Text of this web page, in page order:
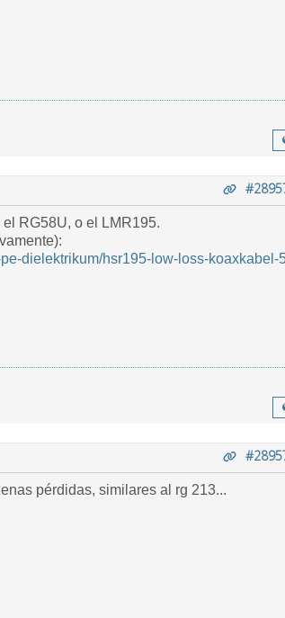
RG58U, o el LMR195.
dielektrikum/hsr195-low-loss-koaxkabel-
pérdidas, similares al rg 213...